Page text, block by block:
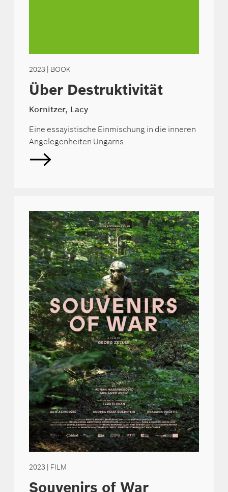
2023 | BOOK
Über Destruktivität
Kornitzer, Lacy
Eine essayistische Einmischung in die inneren
Angelegenheiten Ungarns
2023 | FILM
Souvenirs of War